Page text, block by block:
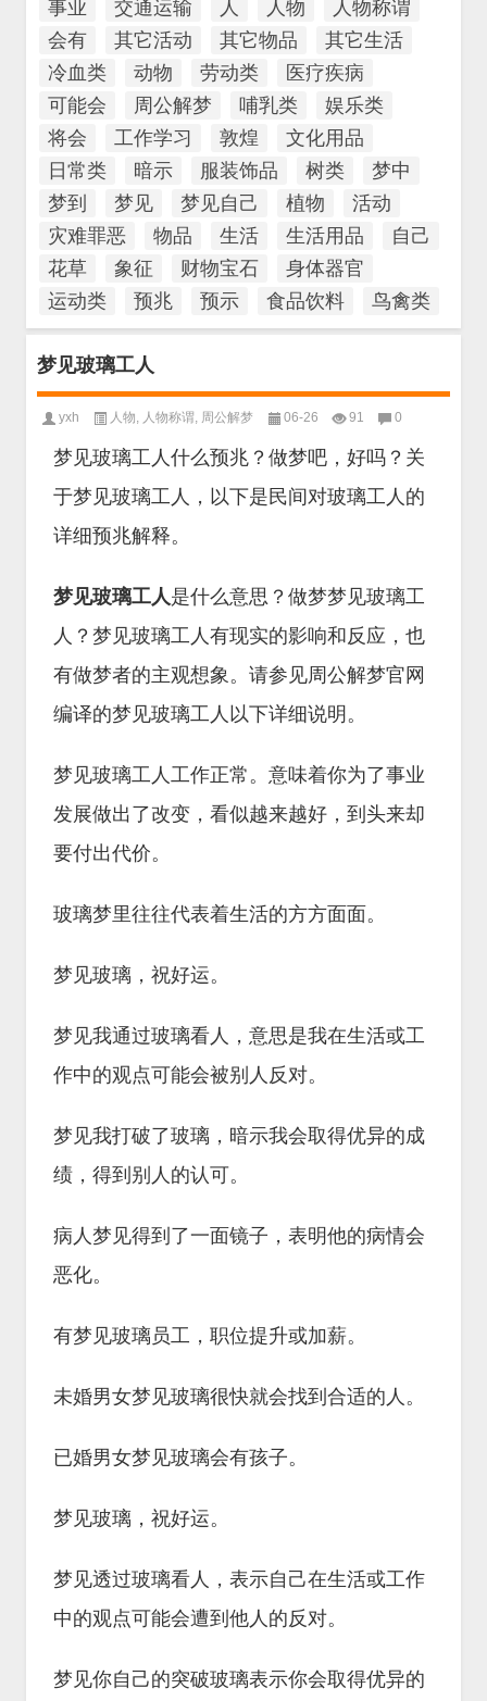
事业 交通运输 人 人物
人物称谓
会有
其它活动 其它物品
其它生活
冷血类
动物 劳动类
医疗疾病
可能会
周公解梦 哺乳类
娱乐类
将会
工作学习 敦煌
文化用品
日常类
暗示 服装饰品 树类
梦中
梦到
梦见 梦见自己 植物
活动
灾难罪恶
物品 生活 生活用品
自己
花草
象征 财物宝石
身体器官
运动类
预兆 预示 食品饮料 鸟禽类
梦见玻璃工人
yxh 人物, 人物称谓, 周公解梦 06-26 91 0
梦见玻璃工人什么预兆？做梦吧，好吗？关
于梦见玻璃工人，以下是民间对玻璃工人的
详细预兆解释。
梦见玻璃工人是什么意思？做梦梦见玻璃工
人？梦见玻璃工人有现实的影响和反应，也
有做梦者的主观想象。请参见周公解梦官网
编译的梦见玻璃工人以下详细说明。
梦见玻璃工人工作正常。意味着你为了事业
发展做出了改变，看似越来越好，到头来却
要付出代价。
玻璃梦里往往代表着生活的方方面面。
梦见玻璃，祝好运。
梦见我通过玻璃看人，意思是我在生活或工
作中的观点可能会被别人反对。
梦见我打破了玻璃，暗示我会取得优异的成
绩，得到别人的认可。
病人梦见得到了一面镜子，表明他的病情会
恶化。
有梦见玻璃员工，职位提升或加薪。
未婚男女梦见玻璃很快就会找到合适的人。
已婚男女梦见玻璃会有孩子。
梦见玻璃，祝好运。
梦见透过玻璃看人，表示自己在生活或工作
中的观点可能会遭到他人的反对。
梦见你自己的突破玻璃表示你会取得优异的